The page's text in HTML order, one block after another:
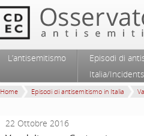
Menu principale
Vai al contenuto principale
Vai al contenuto secondario
L’antisemitismo
Episodi di
Italia/Incidents
Home Episodi di antisemitismo in Italia
22 Ottobre 2016